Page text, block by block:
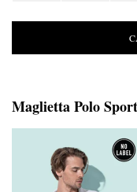
Maglietta Polo